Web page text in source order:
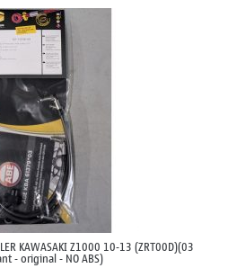
KAWASAKI Z1000 10-13 (ZRT00D)(03
- original - NO ABS)